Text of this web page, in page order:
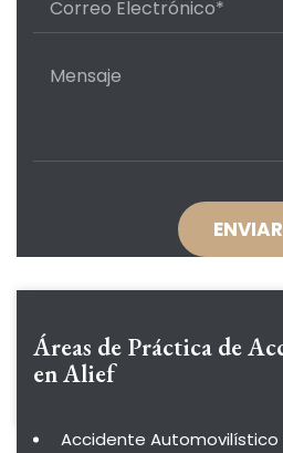
Áreas de Práctica de
en Alief
Accidente Automovilístico